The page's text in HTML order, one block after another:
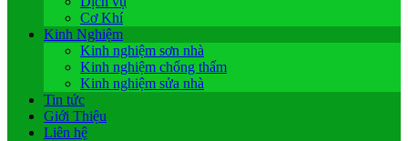
Cơ Khí
Kinh Nghiệm
Kinh nghiệm sơn nhà
Kinh nghiệm chống thấm
Kinh nghiệm sửa nhà
Tin tức
Giới Thiệu
Liên hệ